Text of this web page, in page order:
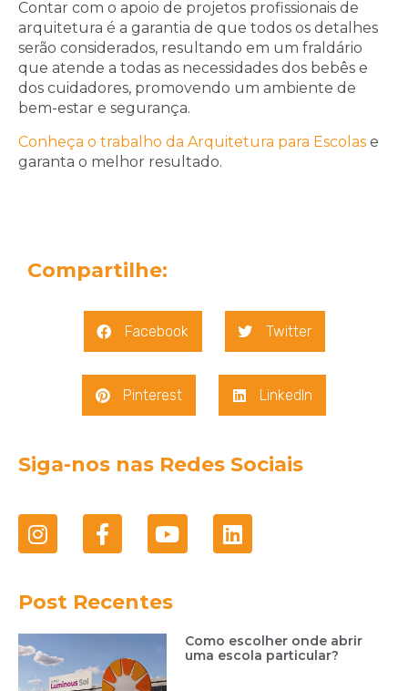
Contar com o apoio de projetos profissionais de
arquitetura é a garantia de que todos os detalhes
serão considerados, resultando em um fraldário
que atende a todas as necessidades dos bebês e
dos cuidadores, promovendo um ambiente de
bem-estar e segurança.
Conheça o trabalho da Arquitetura para Escolas e
garanta o melhor resultado.
Compartilhe:
Facebook Twitter
Pinterest LinkedIn
Siga-nos nas Redes Sociais
Post Recentes
Como escolher onde abrir
uma escola particular?